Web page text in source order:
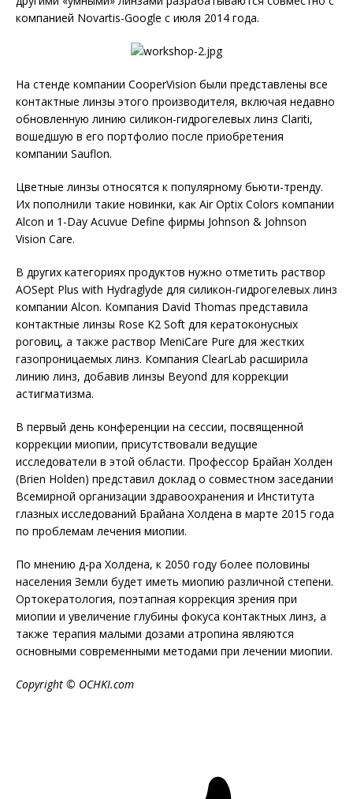
компанией Novartis-Google с июля 2014 года.
На стенде компании CooperVision были представлены все
контактные линзы этого производителя, включая недавно
обновленную линию силикон-гидрогелевых линз Clariti,
вошедшую в его портфолио после приобретения
компании Sauflon.
Цветные линзы относятся к популярному бьюти-тренду.
Их пополнили такие новинки, как Air Optix Colors компании
Alcon и 1-Day Acuvue Define фирмы Johnson & Johnson
Vision Care.
В других категориях продуктов нужно отметить раствор
AOSept Plus with Hydraglyde для силикон-гидрогелевых линз
компании Alcon. Компания David Thomas представила
контактные линзы Rose K2 Soft для кератоконусных
роговиц, а также раствор MeniCare Pure для жестких
газопроницаемых линз. Компания ClearLab расширила
линию линз, добавив линзы Beyond для коррекции
астигматизма.
В первый день конференции на сессии, посвященной
коррекции миопии, присутствовали ведущие
исследователи в этой области. Профессор Брайан Холден
(Brien Holden) представил доклад о совместном заседании
Всемирной организации здравоохранения и Института
глазных исследований Брайана Холдена в марте 2015 года
по проблемам лечения миопии.
По мнению д-ра Холдена, к 2050 году более половины
населения Земли будет иметь миопию различной степени.
Ортокератология, поэтапная коррекция зрения при
миопии и увеличение глубины фокуса контактных линз, а
также терапия малыми дозами атропина являются
основными современными методами при лечении миопии.
Copyright © OCHKI.com